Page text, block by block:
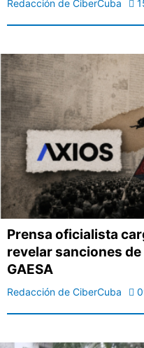
Redacción de CiberCuba
Prensa oficialista
revelar sanciones
GAESA
Redacción de CiberCuba